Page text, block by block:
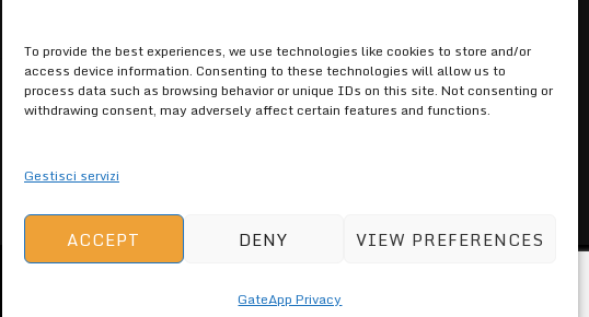
To provide the best experiences, we use technologies like cookies to store and/or
access device information. Consenting to these technologies will allow us to
process data such as browsing behavior or unique IDs on this site. Not consenting or
withdrawing consent, may adversely affect certain features and functions.
Gestisci servizi
ACCEPT DENY VIEW PREFERENCES
GateApp Privacy
Terrible